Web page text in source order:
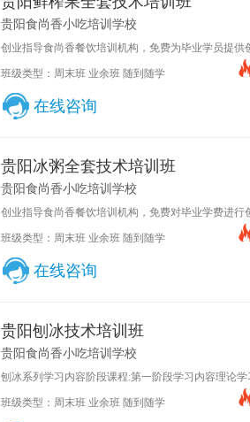
贵阳食尚香小吃培训学校
创业指导食尚香餐饮培训机构，免费为毕业学员提供
班级类型：周末班 业余班 随到随学
在线咨询
贵阳冰粥全套技术培训班
贵阳食尚香小吃培训学校
创业指导食尚香餐饮培训机构，免费对毕业学费进行
班级类型：周末班 业余班 随到随学
在线咨询
贵阳刨冰技术培训班
贵阳食尚香小吃培训学校
刨冰系列学习内容阶段课程:第一阶段学习内容理论
班级类型：周末班 业余班 随到随学